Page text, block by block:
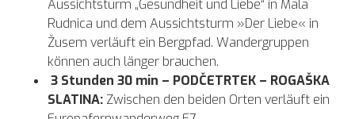
Aussichtsturm „Gesundheit und Liebe“ in Mala
Rudnica und dem Aussichtsturm »Der Liebe« in
Žusem verläuft ein Bergpfad. Wandergruppen
können auch länger brauchen.
3 Stunden 30 min – PODČETRTEK – ROGAŠKA
SLATINA: Zwischen den beiden Orten verläuft ein